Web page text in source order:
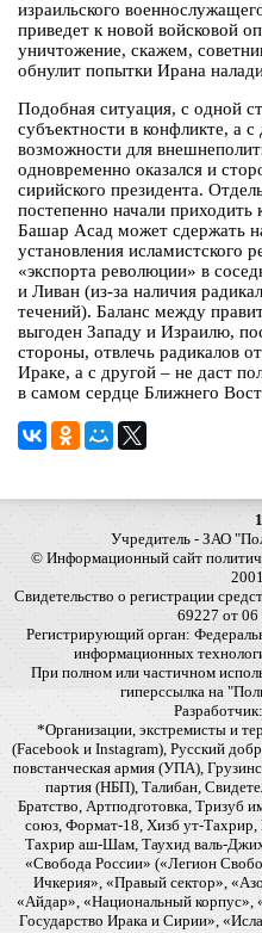
израильского
приведет к новой войсковой
уничтожение, скажем,
обнулит попытки Ирана
Подобная ситуация, с одной
субъектности в конфликте, а
возможности для
одновременно оказался и
сирийского президента.
постепенно начали
Башар Асад может сдержать
установления
«экспорта революции» в
и Ливан (из-за наличия
течений). Баланс между
выгоден Западу и Израилю,
стороны, отвлечь радикалов
Ираке, а с другой – не даст
в самом сердце Ближнего
Учредитель - ЗАО
© Информационный сайт
Свидетельство о регистрации
69227 от 06
Регистрирующий орган:
информационных
При полном или частичном
гиперссылка на
Разработчик:
*Организации, экстремисты и
(Facebook и Instagram), Русский
повстанческая армия (УПА),
партия (НБП), Талибан,
Братство, Артподготовка, Тризуб
союз, Формат-18, Хизб ут-Тахрир,
Тахрир аш-Шам, Таухид валь-
«Свобода России» («Легион
Ичкерия», «Правый сектор»,
«Айдар», «Национальный корпус»,
Государство Ирака и Сирии»,